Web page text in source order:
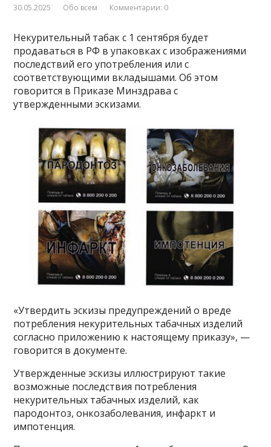
30.05.2025 Обо всем Комментарии: 0
Некурительный табак с 1 сентября будет
продаваться в РФ в упаковках с изображениями
последствий его употребления или с
соответствующими вкладышами. Об этом
говорится в Приказе Минздрава с
утвержденными эскизами.
«Утвердить эскизы предупреждений о вреде
потребления некурительных табачных изделий
согласно приложению к настоящему приказу», —
говорится в документе.
Утвержденные эскизы иллюстрируют такие
возможные последствия потребления
некурительных табачных изделий, как
пародонтоз, онкозаболевания, инфаркт и
импотенция.